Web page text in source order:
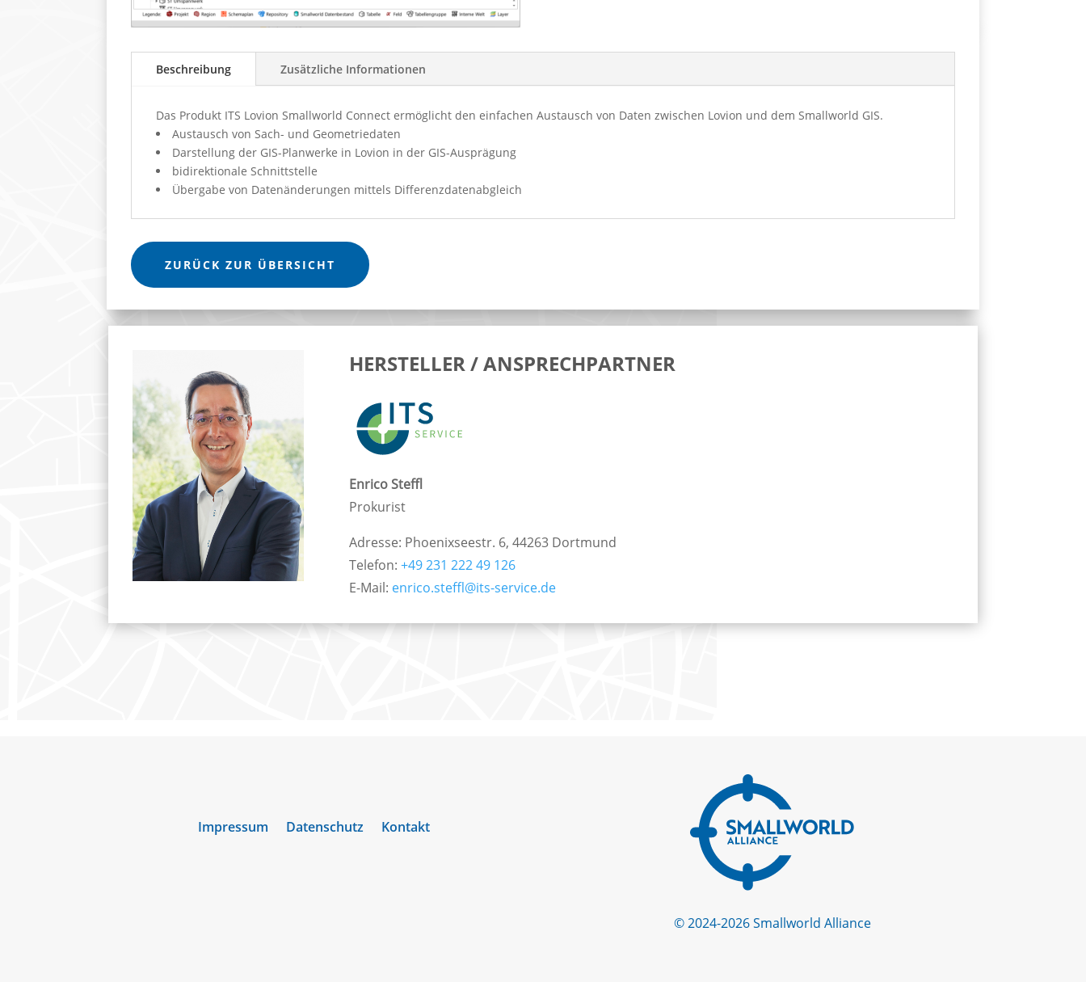
Beschreibung Zusätzliche Informationen
Das Produkt ITS Lovion Smallworld Connect ermöglicht den einfachen Austausch von Daten zwischen Lovion und dem Smallworld GIS.
Austausch von Sach- und Geometriedaten
Darstellung der GIS-Planwerke in Lovion in der GIS-Ausprägung
bidirektionale Schnittstelle
Übergabe von Datenänderungen mittels Differenzdatenabgleich
ZURÜCK ZUR ÜBERSICHT
HERSTELLER / ANSPRECHPARTNER
Enrico Steffl
Prokurist
Adresse: Phoenixseestr. 6, 44263 Dortmund
Telefon:+49 231 222 49 126
E-Mail: enrico.steffl@its-service.de
Impressum Datenschutz Kontakt
© 2024-2026 Smallworld Alliance